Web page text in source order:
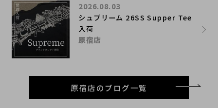
シュプリーム 26SS Supper Tee
入荷
2026.08.03
原宿店
原宿店のブログ一覧